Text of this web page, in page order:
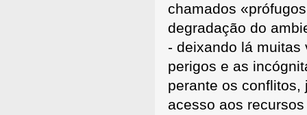
chamados
degradação do
- deixando lá muitas
perigos e as
perante os
acesso aos